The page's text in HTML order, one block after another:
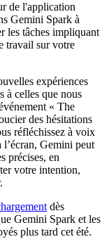
de l'application
Gemini Spark à
les tâches impliquant
travail sur votre
expériences
à celles que nous
« The
des hésitations
réfléchissez à voix
l’écran, Gemini peut
précises, en
votre intention,
dès
Gemini Spark et les
plus tard cet été.